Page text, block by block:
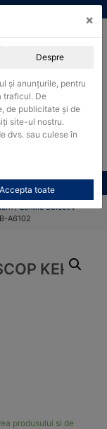
SEAP / SICAP
CAUTARE
CONTACT
/Lentile obiectiv
A6102
KERN
produsului si de
×
Despre
și anunțurile, pentru
traficul. De
de publicitate și de
site-ul nostru.
dvs. sau culese în
Accepta toate